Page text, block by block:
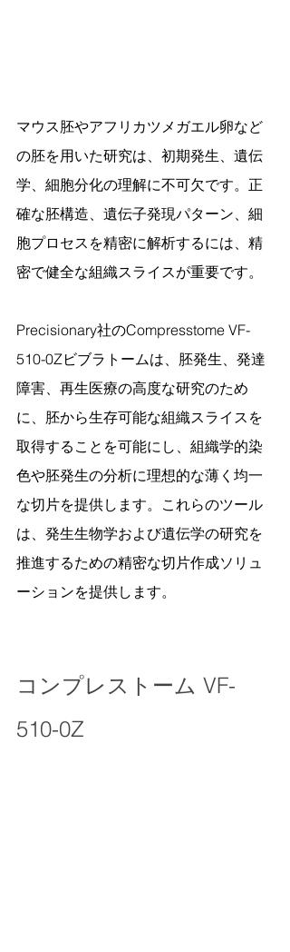
マウス胚やアフリカツメガエル卵など
の胚を用いた研究は、初期発生、遺伝
学、細胞分化の理解に不可欠です。正
確な胚構造、遺伝子発現パターン、細
胞プロセスを精密に解析するには、精
密で健全な組織スライスが重要です。
Precisionary社のCompresstome VF-
510-0Zビブラトームは、胚発生、発達
障害、再生医療の高度な研究のため
に、胚から生存可能な組織スライスを
取得することを可能にし、組織学的染
色や胚発生の分析に理想的な薄く均一
な切片を提供します。これらのツール
は、発生生物学および遺伝学の研究を
推進するための精密な切片作成ソリュ
ーションを提供します。
コンプレストーム VF-
510-0Z